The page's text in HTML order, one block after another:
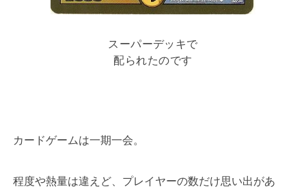
スーパーデッキで
配られたのです
カードゲームは一期一会。
程度や熱量は違えど、プレイヤーの数だけ思い出があ